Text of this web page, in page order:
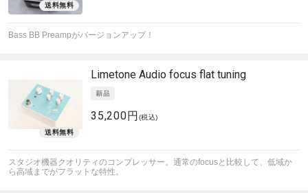
Bass BB Preampがバージョンアップ！
Limetone Audio focus flat tuning
35,200円 (税込)
スタジオ機器クオリティのコンプレッサー。通常のfocusと比較して、低域か
ら高域までがフラットな特性。